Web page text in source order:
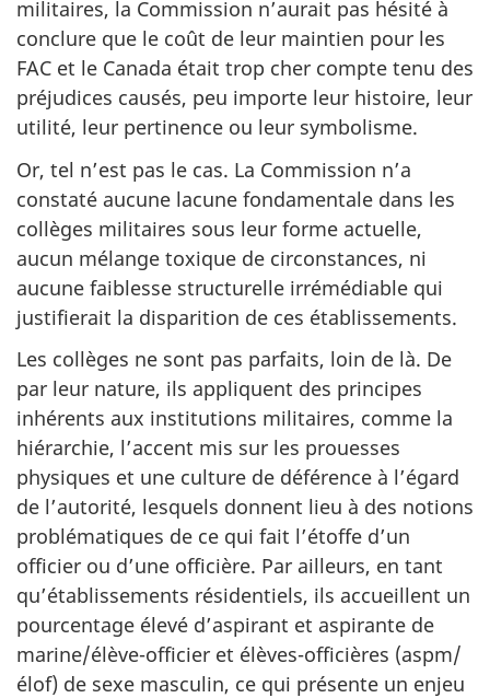
militaires, la Commission n’aurait pas hésité à
conclure que le coût de leur maintien pour les
FAC et le Canada était trop cher compte tenu des
préjudices causés, peu importe leur histoire, leur
utilité, leur pertinence ou leur symbolisme.
Or, tel n’est pas le cas. La Commission n’a
constaté aucune lacune fondamentale dans les
collèges militaires sous leur forme actuelle,
aucun mélange toxique de circonstances, ni
aucune faiblesse structurelle irrémédiable qui
justifierait la disparition de ces établissements.
Les collèges ne sont pas parfaits, loin de là. De
par leur nature, ils appliquent des principes
inhérents aux institutions militaires, comme la
hiérarchie, l’accent mis sur les prouesses
physiques et une culture de déférence à l’égard
de l’autorité, lesquels donnent lieu à des notions
problématiques de ce qui fait l’étoffe d’un
officier ou d’une officière. Par ailleurs, en tant
qu’établissements résidentiels, ils accueillent un
pourcentage élevé d’aspirant et aspirante de
marine/élève-officier et élèves-officières (aspm/
élof) de sexe masculin, ce qui présente un enjeu